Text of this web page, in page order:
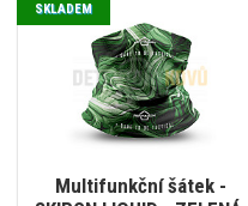
Multifunkční šátek -
SKLADEM